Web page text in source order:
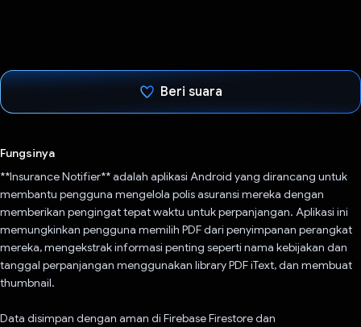
Beri suara
Fungsinya
**Insurance Notifier** adalah aplikasi Android yang dirancang untuk
membantu pengguna mengelola polis asuransi mereka dengan
memberikan pengingat tepat waktu untuk perpanjangan. Aplikasi ini
memungkinkan pengguna memilih PDF dari penyimpanan perangkat
mereka, mengekstrak informasi penting seperti nama kebijakan dan
tanggal perpanjangan menggunakan library PDF iText, dan membuat
thumbnail.
Data disimpan dengan aman di Firebase Firestore dan